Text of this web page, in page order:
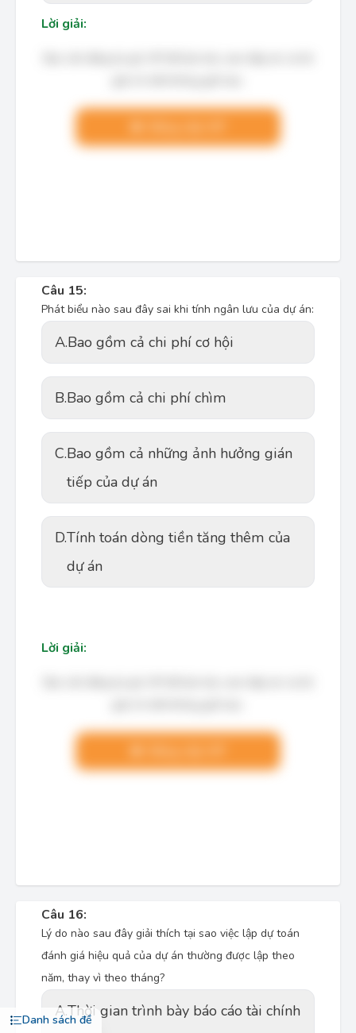
Danh sách đề
Lời giải:
Câu 15:
Phát biểu nào sau đây sai khi tính ngân lưu của dự án:
A.Bao gồm cả chi phí cơ hội
B.Bao gồm cả chi phí chìm
C.Bao gồm cả những ảnh hưởng gián
tiếp của dự án
D.Tính toán dòng tiền tăng thêm của
dự án
Lời giải:
Câu 16:
Lý do nào sau đây giải thích tại sao việc lập dự toán
đánh giá hiệu quả của dự án thường được lập theo
năm, thay vì theo tháng?
A.Thời gian trình bày báo cáo tài chính